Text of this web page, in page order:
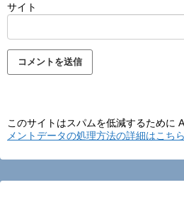
サイト
このサイトはスパムを低減するために
メントデータの処理方法の詳細はこち